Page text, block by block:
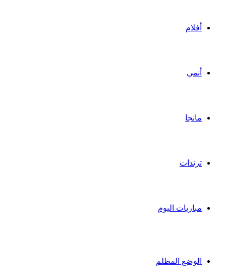
أفلام
أنمي
مانجا
ترندات
مباريات اليوم
الوضع المظلم